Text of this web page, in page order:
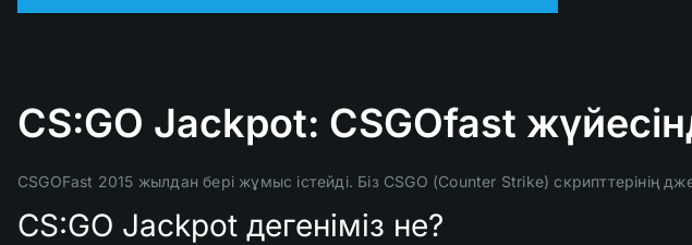
CS:GO Jackpot: CSGOfast
CSGOFast 2015 жылдан бері жұмыс істейді. Біз CSGO (Counter Strike) скрипттерінің
CS:GO Jackpot дегеніміз не?